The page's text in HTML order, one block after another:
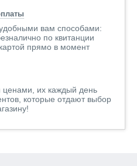
вам способами:
по квитанции
прямо в момент
их каждый день
которые отдают выбор